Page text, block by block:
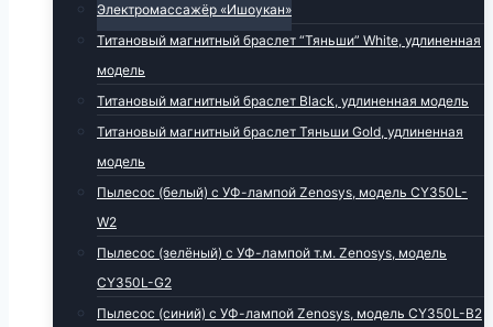
Электромассажёр «Ишоукан»
Титановый магнитный браслет “Тяньши” White, удлиненная
модель
Титановый магнитный браслет Black, удлиненная модель
Титановый магнитный браслет Тяньши Gold, удлиненная
модель
Пылесос (белый) с УФ-лампой Zenosys, модель CY350L-
W2
Пылесос (зелёный) с УФ-лампой т.м. Zenosys, модель
CY350L-G2
Пылесос (синий) с УФ-лампой Zenosys, модель CY350L-B2